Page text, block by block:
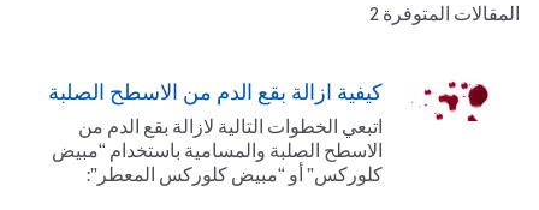
‫المقالات المتوفرة ‫2
كيفية ازالة بقع الدم من الاسطح الصلبة
اتبعي الخطوات التالية لازالة بقع الدم من
الاسطح الصلبة والمسامية باستخدام “مبيض
كلوركس” أو “مبيض كلوركس المعطر”: